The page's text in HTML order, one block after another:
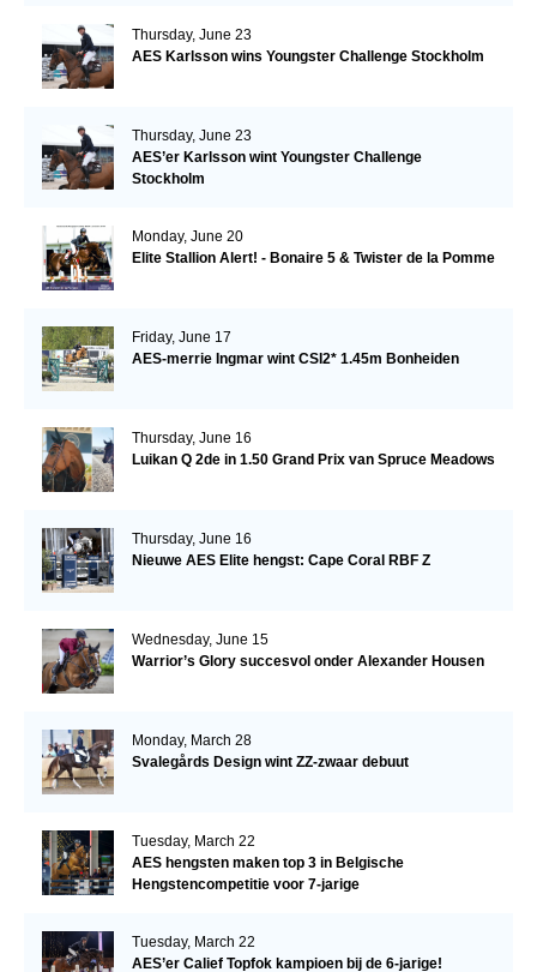
Thursday, June 23
AES Karlsson wins Youngster Challenge Stockholm
Thursday, June 23
AES’er Karlsson wint Youngster Challenge
Stockholm
Monday, June 20
Elite Stallion Alert! - Bonaire 5 & Twister de la Pomme
Friday, June 17
AES-merrie Ingmar wint CSI2* 1.45m Bonheiden
Thursday, June 16
Luikan Q 2de in 1.50 Grand Prix van Spruce Meadows
Thursday, June 16
Nieuwe AES Elite hengst: Cape Coral RBF Z
Wednesday, June 15
Warrior’s Glory succesvol onder Alexander Housen
Monday, March 28
Svalegårds Design wint ZZ-zwaar debuut
Tuesday, March 22
AES hengsten maken top 3 in Belgische
Hengstencompetitie voor 7-jarige
Tuesday, March 22
AES’er Calief Topfok kampioen bij de 6-jarige!